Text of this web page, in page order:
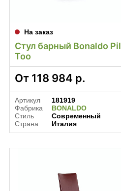
На заказ
Стул барный Bonaldo Pil
Too
От 118 984 р.
Артикул
181919
Фабрика
BONALDO
Стиль
Современный
Страна
Италия